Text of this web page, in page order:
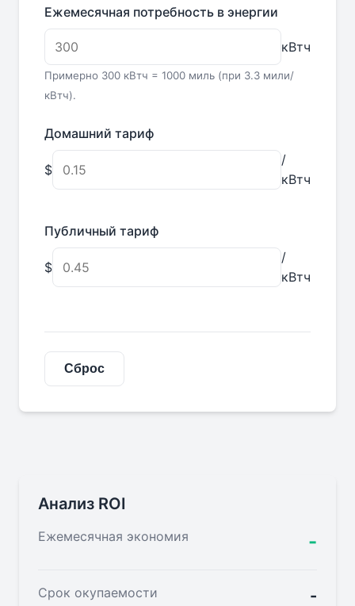
Ежемесячная потребность в энергии
кВтч
Примерно 300 кВтч = 1000 миль (при 3.3 мили/
кВтч).
Домашний тариф
$
/
кВтч
Публичный тариф
$
/
кВтч
Сброс
Анализ ROI
Ежемесячная экономия -
Срок окупаемости -